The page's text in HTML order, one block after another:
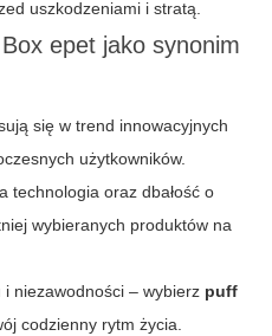
uszkodzeniami i stratą.
epet jako synonim
się w trend innowacyjnych
użytkowników.
technologia oraz dbałość o
wybieranych produktów na
niezawodności – wybierz puff
codzienny rytm życia.